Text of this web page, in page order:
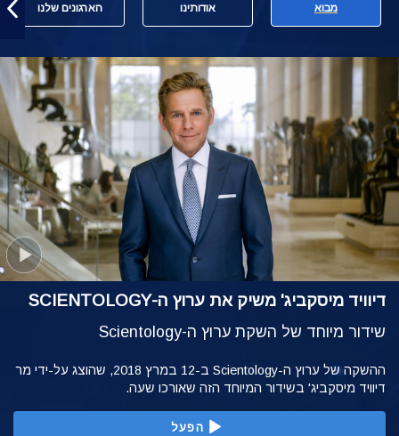
מבוא אודותינו הארגונים שלנו
דיוויד מיסקביג' משיק את ערוץ ה-SCIENTOLOGY
שידור מיוחד של השקת ערוץ ה-Scientology
ההשקה של ערוץ ה-Scientology ב-12 במרץ 2018, שהוצג על-ידי מר
דיוויד מיסקביג' בשידור המיוחד הזה שאורכו שעה.
הפעל